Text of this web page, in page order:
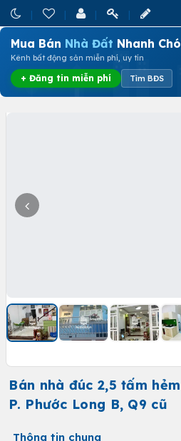
Mua Bán Nhà Đất Nhanh
Kênh bất động sản miễn phí, uy tín
+ Đăng tin miễn phí Tìm BĐS
Bán nhà đúc 2,5 tấm
P. Phước Long B, Q9 cũ
Thông tin chung